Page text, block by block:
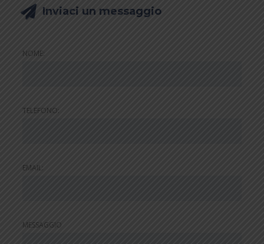
Inviaci un messaggio
NOME:
TELEFONO:
EMAIL:
MESSAGGIO